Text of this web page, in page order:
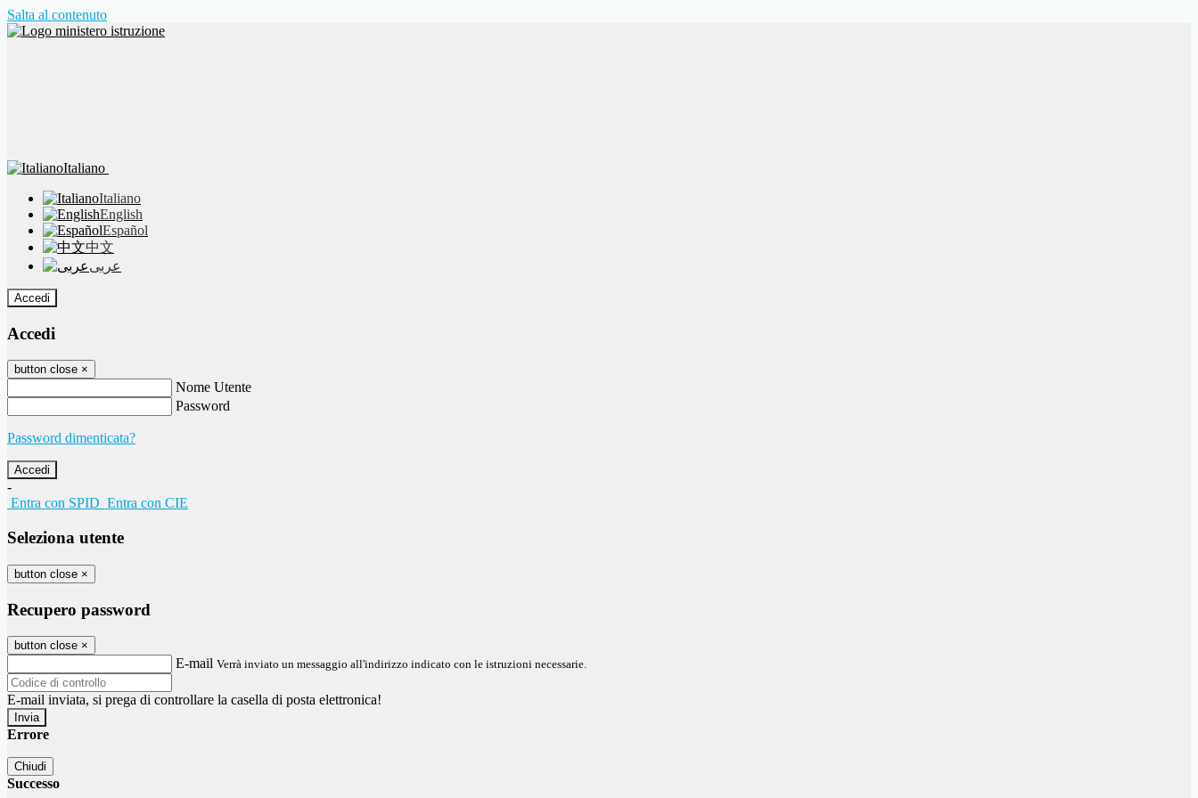
Salta al contenuto
Italiano
Italiano
English
Español
中文
عربى
Accedi
Accedi
button close ×
Nome Utente
Password
Password dimenticata?
-
Entra con SPID Entra con CIE
Seleziona utente
button close ×
Recupero password
button close ×
E-mail Verrà inviato un messaggio all'indirizzo indicato con le istruzioni necessarie.
E-mail inviata, si prega di controllare la casella di posta elettronica!
Errore
Chiudi
Successo